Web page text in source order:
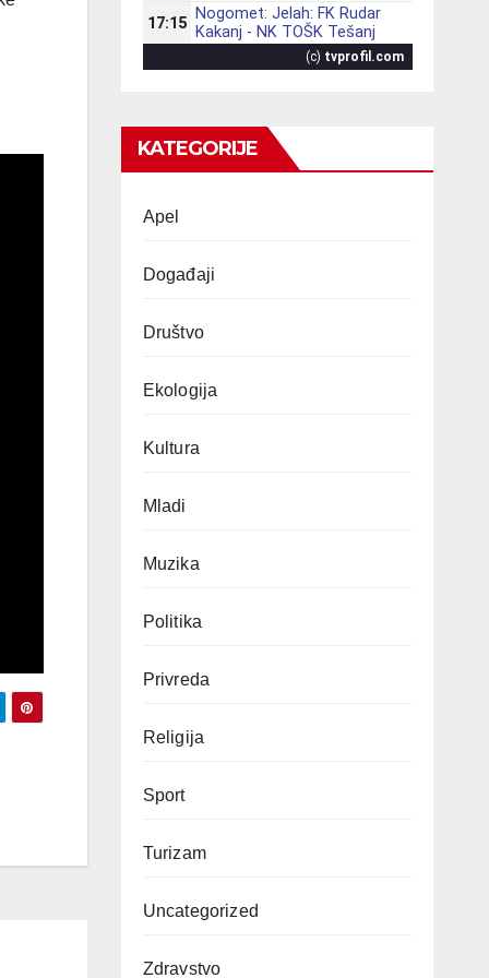
KATEGORIJE
Apel
Događaji
Društvo
Ekologija
Kultura
Mladi
Muzika
Politika
Privreda
Religija
Sport
Turizam
Uncategorized
Zdravstvo